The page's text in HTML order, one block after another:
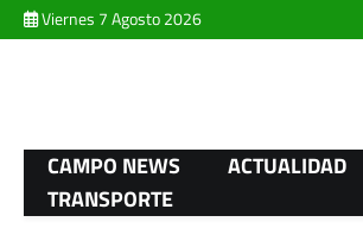
Skip
to
Viernes 7 Agosto 2026
CAMPO NEWS ACTUALIDAD
TRANSPORTE